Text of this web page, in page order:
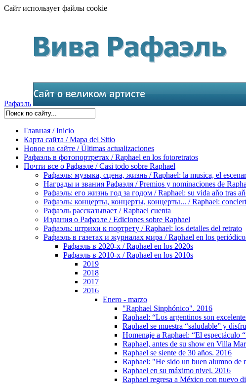
Сайт использует файлы cookie
Рафаэль
Главная / Inicio
Карта сайта / Mapa del Sitio
Новое на сайте / Últimas actualizaciones
Рафаэль в фотопортретах / Raphael en los fotoretratos
Почти все о Рафаэле / Casi todo sobre Raphael
Рафаэль: музыка, сцена, жизнь / Raphael: la musica, el
Награды и звания Рафаэля / Premios y nominaciones de
Рафаэль: его жизнь год за годом / Raphael: su vida aňo tras
Рафаэль: концерты, концерты, концерты... / Raphael:
Рафаэль рассказывает / Raphael cuenta
Издания о Рафаэле / Ediciones sobre Raphael
Рафаэль: штрихи к портрету / Raphael: los detalles del retrato
Рафаэль в газетах и журналах мира / Raphael en los
Рафаэль в 2020-х / Raphael en los 2020s
Рафаэль в 2010-х / Raphael en los 2010s
2019
2018
2017
2016
Enero - marzo
"Raphael Sinphónico". 2016
Raphael: “Los argentinos son
Raphael se muestra “saludable” y
Homenaje a Raphael: “El espectáculo
Raphael, antes de su show en Villa
Raphael se siente de 30 años. 2016
Raphael: "He sido un buen alumno de
Raphael en su máximo nivel. 2016
Raphael regresa a México con nuevo